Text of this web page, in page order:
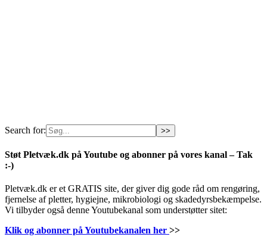
Search for:
Støt Pletvæk.dk på Youtube og abonner på vores kanal – Tak
:-)
Pletvæk.dk er et GRATIS site, der giver dig gode råd om rengøring,
fjernelse af pletter, hygiejne, mikrobiologi og skadedyrsbekæmpelse.
Vi tilbyder også denne Youtubekanal som understøtter sitet:
Klik og abonner på Youtubekanalen her >>